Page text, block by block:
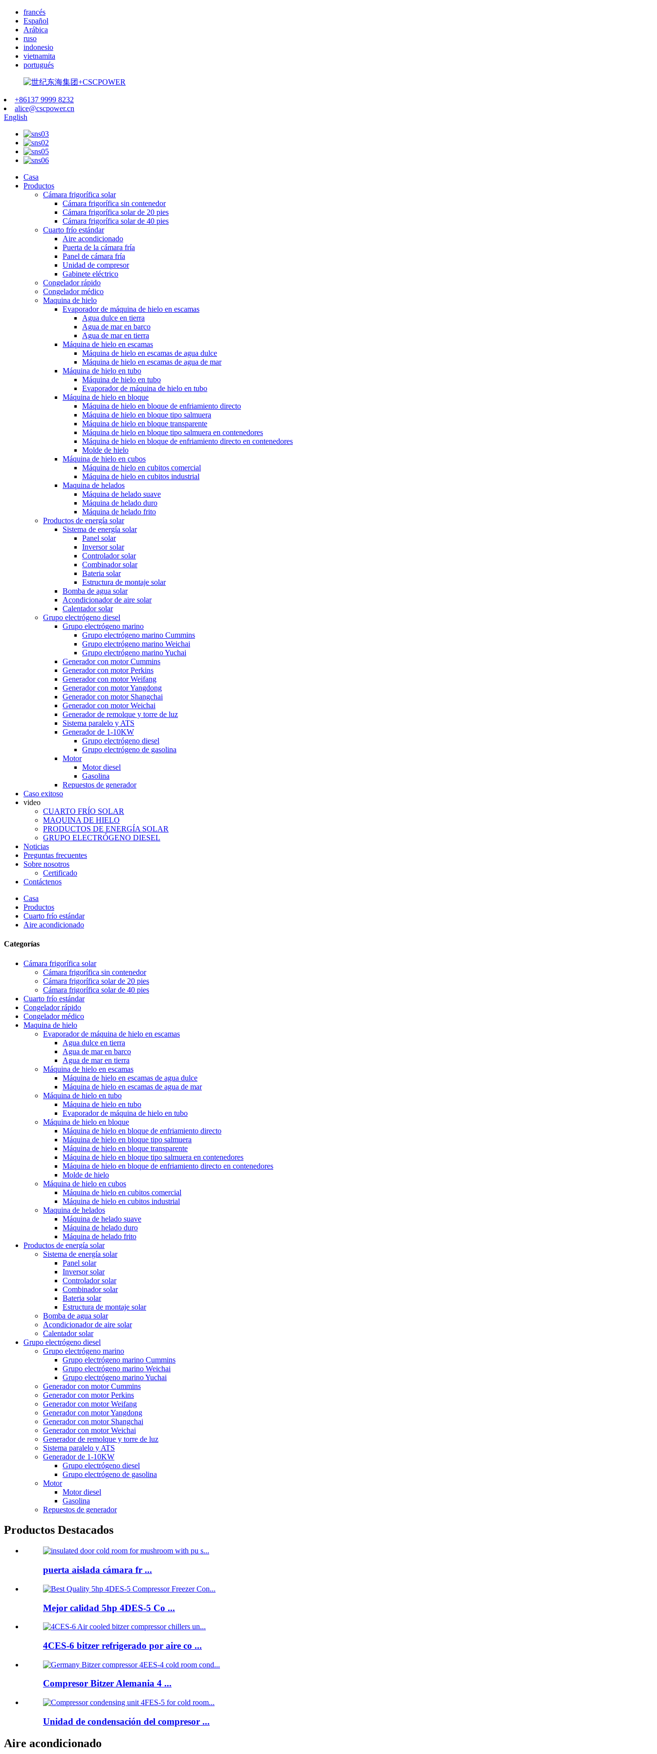
francés
Español
Arábica
ruso
indonesio
vietnamita
portugués
+86137 9999 8232
alice@cscpower.cn
English
Casa
Productos
Cámara frigorífica solar
Cámara frigorífica sin contenedor
Cámara frigorífica solar de 20 pies
Cámara frigorífica solar de 40 pies
Cuarto frío estándar
Aire acondicionado
Puerta de la cámara fría
Panel de cámara fría
Unidad de compresor
Gabinete eléctrico
Congelador rápido
Congelador médico
Maquina de hielo
Evaporador de máquina de hielo en escamas
Agua dulce en tierra
Agua de mar en barco
Agua de mar en tierra
Máquina de hielo en escamas
Máquina de hielo en escamas de agua dulce
Máquina de hielo en escamas de agua de mar
Máquina de hielo en tubo
Máquina de hielo en tubo
Evaporador de máquina de hielo en tubo
Máquina de hielo en bloque
Máquina de hielo en bloque de enfriamiento directo
Máquina de hielo en bloque tipo salmuera
Máquina de hielo en bloque transparente
Máquina de hielo en bloque tipo salmuera en contenedores
Máquina de hielo en bloque de enfriamiento directo en contenedores
Molde de hielo
Máquina de hielo en cubos
Máquina de hielo en cubitos comercial
Máquina de hielo en cubitos industrial
Maquina de helados
Máquina de helado suave
Máquina de helado duro
Máquina de helado frito
Productos de energía solar
Sistema de energía solar
Panel solar
Inversor solar
Controlador solar
Combinador solar
Bateria solar
Estructura de montaje solar
Bomba de agua solar
Acondicionador de aire solar
Calentador solar
Grupo electrógeno diesel
Grupo electrógeno marino
Grupo electrógeno marino Cummins
Grupo electrógeno marino Weichai
Grupo electrógeno marino Yuchai
Generador con motor Cummins
Generador con motor Perkins
Generador con motor Weifang
Generador con motor Yangdong
Generador con motor Shangchai
Generador con motor Weichai
Generador de remolque y torre de luz
Sistema paralelo y ATS
Generador de 1-10KW
Grupo electrógeno diesel
Grupo electrógeno de gasolina
Motor
Motor diesel
Gasolina
Repuestos de generador
Caso exitoso
video
CUARTO FRÍO SOLAR
MAQUINA DE HIELO
PRODUCTOS DE ENERGÍA SOLAR
GRUPO ELECTRÓGENO DIESEL
Noticias
Preguntas frecuentes
Sobre nosotros
Certificado
Contáctenos
Casa
Productos
Cuarto frío estándar
Aire acondicionado
Categorías
Cámara frigorífica solar
Cámara frigorífica sin contenedor
Cámara frigorífica solar de 20 pies
Cámara frigorífica solar de 40 pies
Cuarto frío estándar
Congelador rápido
Congelador médico
Maquina de hielo
Evaporador de máquina de hielo en escamas
Agua dulce en tierra
Agua de mar en barco
Agua de mar en tierra
Máquina de hielo en escamas
Máquina de hielo en escamas de agua dulce
Máquina de hielo en escamas de agua de mar
Máquina de hielo en tubo
Máquina de hielo en tubo
Evaporador de máquina de hielo en tubo
Máquina de hielo en bloque
Máquina de hielo en bloque de enfriamiento directo
Máquina de hielo en bloque tipo salmuera
Máquina de hielo en bloque transparente
Máquina de hielo en bloque tipo salmuera en contenedores
Máquina de hielo en bloque de enfriamiento directo en contenedores
Molde de hielo
Máquina de hielo en cubos
Máquina de hielo en cubitos comercial
Máquina de hielo en cubitos industrial
Maquina de helados
Máquina de helado suave
Máquina de helado duro
Máquina de helado frito
Productos de energía solar
Sistema de energía solar
Panel solar
Inversor solar
Controlador solar
Combinador solar
Bateria solar
Estructura de montaje solar
Bomba de agua solar
Acondicionador de aire solar
Calentador solar
Grupo electrógeno diesel
Grupo electrógeno marino
Grupo electrógeno marino Cummins
Grupo electrógeno marino Weichai
Grupo electrógeno marino Yuchai
Generador con motor Cummins
Generador con motor Perkins
Generador con motor Weifang
Generador con motor Yangdong
Generador con motor Shangchai
Generador con motor Weichai
Generador de remolque y torre de luz
Sistema paralelo y ATS
Generador de 1-10KW
Grupo electrógeno diesel
Grupo electrógeno de gasolina
Motor
Motor diesel
Gasolina
Repuestos de generador
Productos Destacados
puerta aislada cámara fr ...
Mejor calidad 5hp 4DES-5 Co ...
4CES-6 bitzer refrigerado por aire co ...
Compresor Bitzer Alemania 4 ...
Unidad de condensación del compresor ...
Aire acondicionado